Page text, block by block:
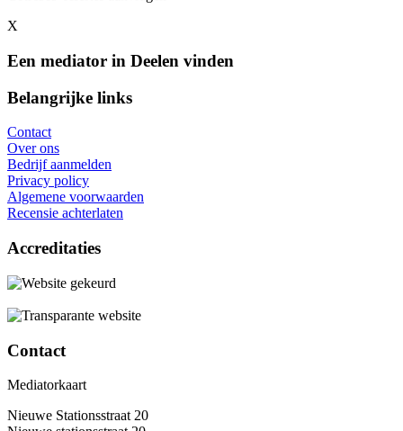
X
Een mediator in Deelen vinden
Belangrijke links
Contact
Over ons
Bedrijf aanmelden
Privacy policy
Algemene voorwaarden
Recensie achterlaten
Accreditaties
Contact
Mediatorkaart
Nieuwe Stationsstraat 20